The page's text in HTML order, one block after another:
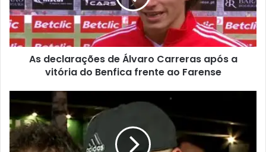
As declarações de Álvaro Carreras após a
vitória do Benfica frente ao Farense